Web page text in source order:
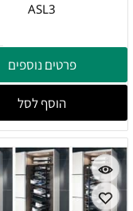
ASL3
פרטים נוספים
הוסף לסל